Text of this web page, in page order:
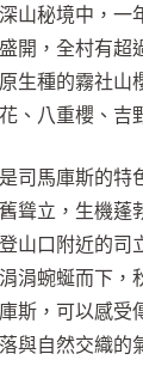
山秘境中，一
開，全村有超
生種的霧社山
、八重櫻、吉
司馬庫斯的特
聳立，生機蓬
山口附近的司
涓蜿蜒而下，
斯，可以感受
與自然交織的